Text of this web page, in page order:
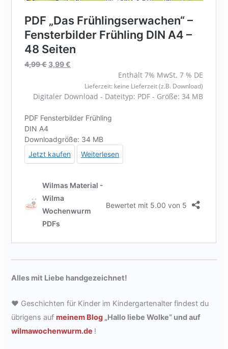
Alles mit Liebe handgezeichnet!
♥ Geschichten für Kinder im Kindergartenalter findest du
übrigens aufmeinem Blog „Hallo liebe Wolke“ und auf
wilmawochenwurm.de !